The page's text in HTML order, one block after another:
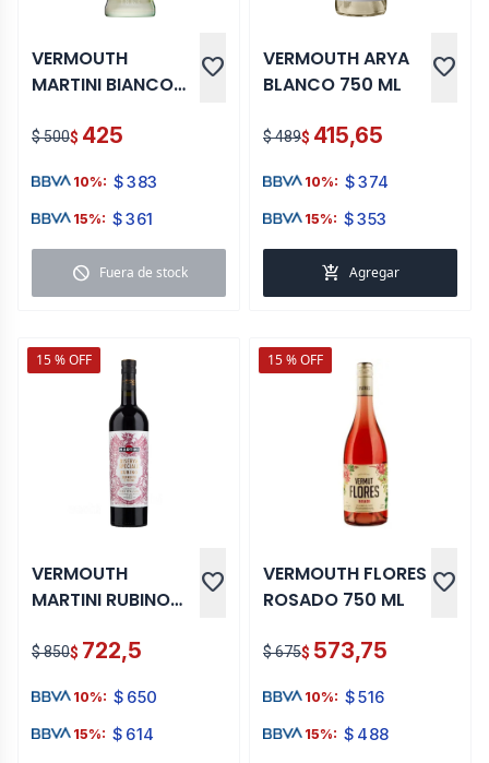
VERMOUTH
MARTINI BIANCO
favorite
$ 500$ 425
10%: $383
15%: $361
block Fuera de stock
VERMOUTH ARYA
BLANCO 750 ML
favorite
$ 489$ 415,65
10%: $374
15%: $353
add_shopping_cart Agregar
15 % OFF
VERMOUTH
MARTINI RUBINO
750 ML
favorite
$ 850$ 722,5
10%: $ 650
15%: $ 614
15 % OFF
VERMOUTH FLORES
ROSADO 750 ML
favorite
$ 675$ 573,75
10%: $516
15%: $ 488